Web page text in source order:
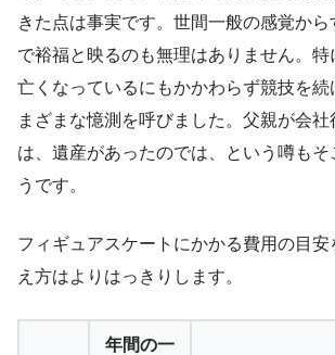
きた点は事実です。世間一般の感覚か
で裕福と映るのも無理はありません。特
亡くなっているにもかかわらず競技を続
まざまな憶測を呼びました。父親が会
は、遺産があったのでは、という噂もそ
うです。
フィギュアスケートにかかる費用の目
え方はよりはっきりします。
年間の一